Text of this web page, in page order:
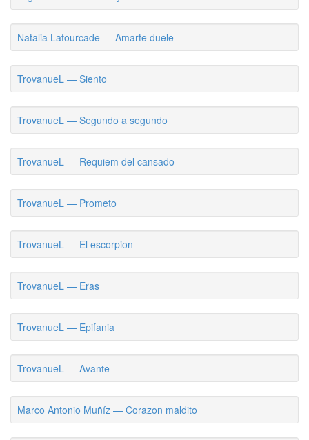
Natalia Lafourcade — Amarte duele
TrovanueL — Siento
TrovanueL — Segundo a segundo
TrovanueL — Requiem del cansado
TrovanueL — Prometo
TrovanueL — El escorpion
TrovanueL — Eras
TrovanueL — Epifania
TrovanueL — Avante
Marco Antonio Muñíz — Corazon maldito